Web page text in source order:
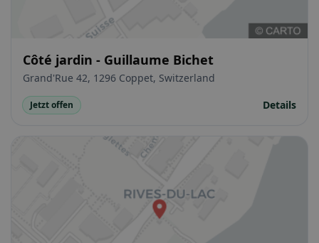
Côté jardin - Guillaume Bichet
Grand'Rue 42, 1296 Coppet, Switzerland
Jetzt offen Details